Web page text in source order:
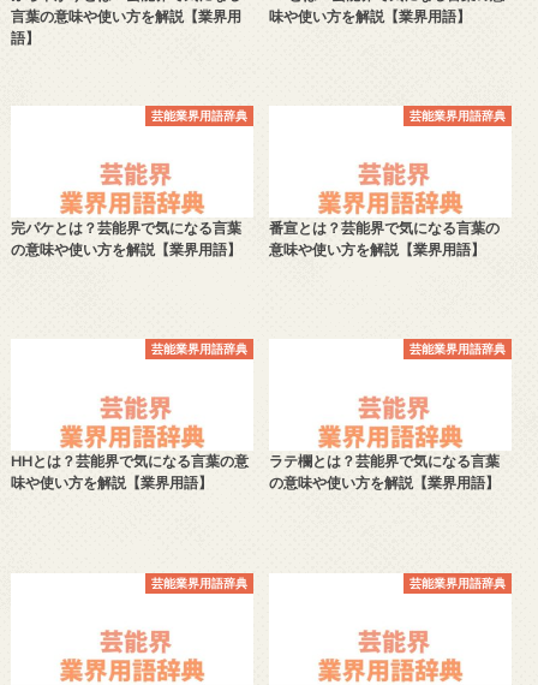
言葉の意味や使い方を解説【業界用
語】
味や使い方を解説【業界用語】
芸能業界用語辞典
完パケとは？芸能界で気になる言葉
の意味や使い方を解説【業界用語】
芸能業界用語辞典
番宣とは？芸能界で気になる言葉の
意味や使い方を解説【業界用語】
芸能業界用語辞典
HHとは？芸能界で気になる言葉の意
味や使い方を解説【業界用語】
芸能業界用語辞典
ラテ欄とは？芸能界で気になる言葉
の意味や使い方を解説【業界用語】
芸能業界用語辞典 芸能業界用語辞典